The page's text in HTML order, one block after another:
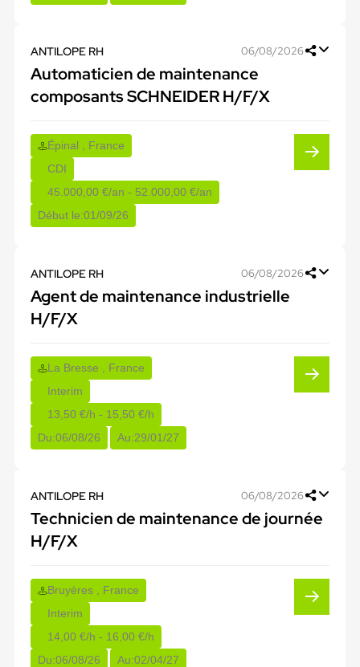
ANTILOPE RH 06/08/2026
Automaticien de maintenance
composants SCHNEIDER H/F/X
Épinal , France
CDI
45.000,00 €/an - 52.000,00 €/an
Début le:01/09/26
ANTILOPE RH 06/08/2026
Agent de maintenance industrielle
H/F/X
La Bresse , France
Interim
13,50 €/h - 15,50 €/h
Du:06/08/26 Au:29/01/27
ANTILOPE RH 06/08/2026
Technicien de maintenance de journée
H/F/X
Bruyères , France
Interim
14,00 €/h - 16,00 €/h
Du:06/08/26 Au:02/04/27